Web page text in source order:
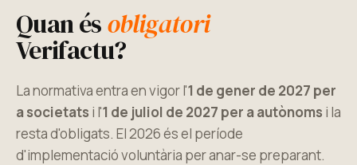
Quan ésobligatori
Verifactu?
La normativa entra en vigor l'1 de gener de 2027 per
a societats i l'1 de juliol de 2027 per a autònoms i la
resta d'obligats. El 2026 és el període
d'implementació voluntària per anar-se preparant.